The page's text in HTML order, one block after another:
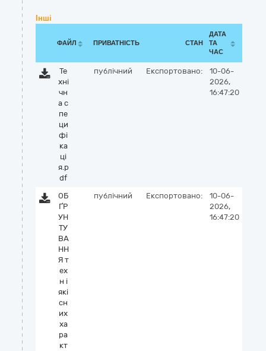
Інші
ФАЙЛ ПРИВАТНІСТЬ СТАН
ДАТА
ТА
ЧАС
Те
хні
чн
а с
пе
ци
фі
ка
ці
я.p
df
публічний Експортовано:
10-06-
2026,
16:47:20
ОБ
ҐР
УН
ТУ
ВА
НН
Я т
ех
н і
які
сн
их
ха
ра
кт
публічний Експортовано:
10-06-
2026,
16:47:20